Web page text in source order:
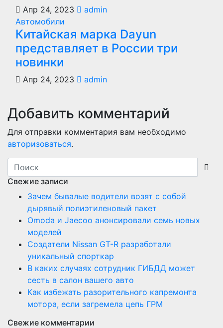
Апр 24, 2023
admin
Автомобили
Китайская марка Dayun
представляет в России три
новинки
Апр 24, 2023 admin
Добавить комментарий
Для отправки комментария вам необходимо
авторизоваться.
Свежие записи
Зачем бывалые водители возят с собой
дырявый полиэтиленовый пакет
Оmoda и Jaecoo анонсировали семь новых
моделей
Создатели Nissan GT-R разработали
уникальный спорткар
В каких случаях сотрудник ГИБДД может
сесть в салон вашего авто
Как избежать разорительного капремонта
мотора, если загремела цепь ГРМ
Свежие комментарии